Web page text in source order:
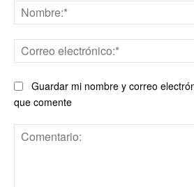
Guardar mi nombre y correo
que comente